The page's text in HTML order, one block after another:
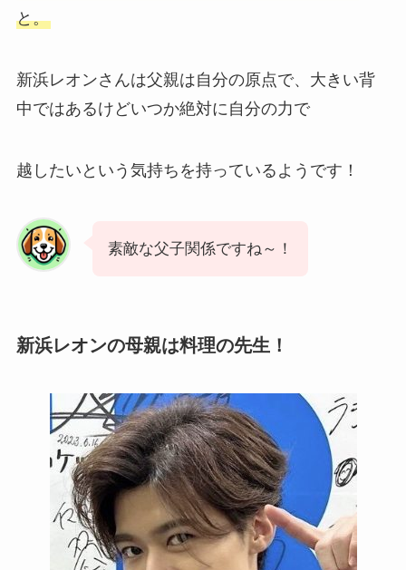
と。
新浜レオンさんは父親は自分の原点で、大きい背
中ではあるけどいつか絶対に自分の力で
越したいという気持ちを持っているようです！
素敵な父子関係ですね～！
新浜レオンの母親は料理の先生！